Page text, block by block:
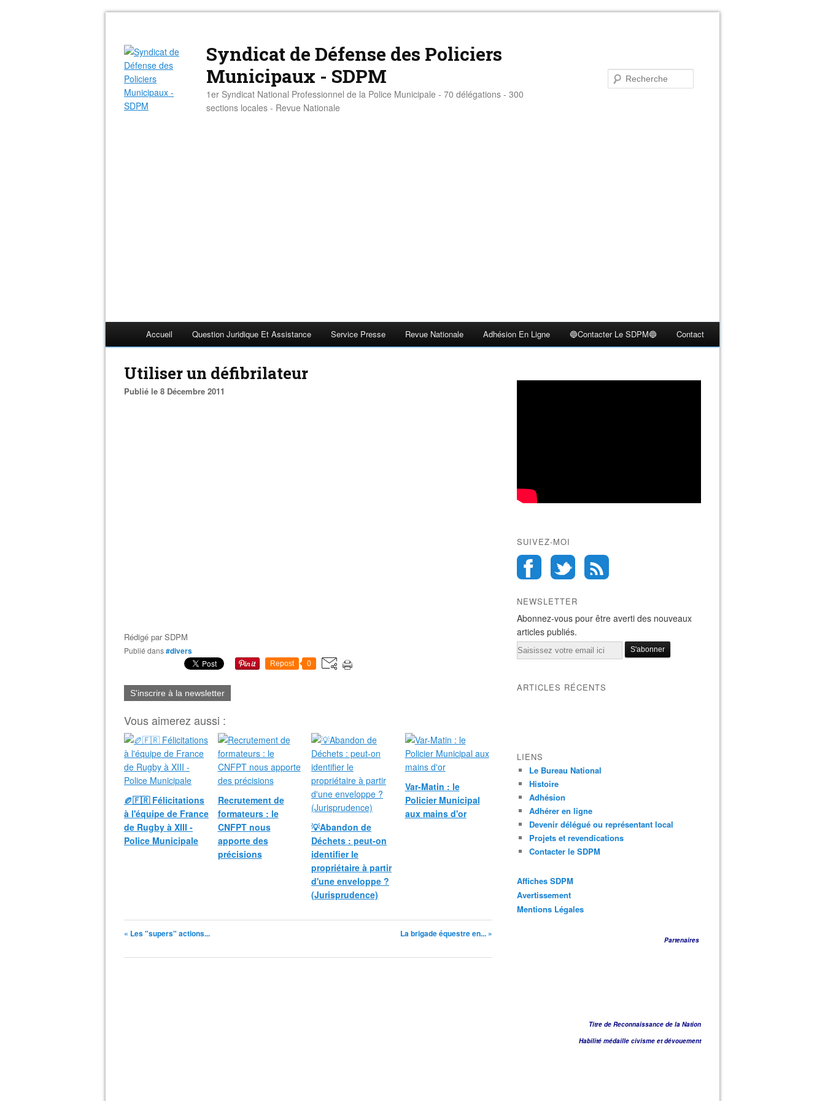
Syndicat de Défense des Policiers
Municipaux - SDPM
1er Syndicat National Professionnel de la Police Municipale - 70 délégations - 300
sections locales - Revue Nationale
Accueil Question Juridique Et Assistance Service Presse Revue Nationale Adhésion En Ligne 🔵Contacter Le SDPM🔵 Contact
Utiliser un défibrilateur
Publié le 8 Décembre 2011
Rédigé parSDPM
Publié dans#divers
Repost 0
S'inscrire à la newsletter
Vous aimerez aussi :
🏉🇫🇷 Félicitations
à l'équipe de France
de Rugby à XIII -
Police Municipale
Recrutement de
formateurs : le
CNFPT nous
apporte des
précisions
💡Abandon de
Déchets : peut-on
identifier le
propriétaire à partir
d'une enveloppe ?
(Jurisprudence)
Var-Matin : le
Policier Municipal
aux mains d'or
« Les "supers" actions... La brigade équestre en... »
SUIVEZ-MOI
NEWSLETTER
Abonnez-vous pour être averti des nouveaux
articles publiés.
Email
ARTICLES RÉCENTS
LIENS
Le Bureau National
Histoire
Adhésion
Adhérer en ligne
Devenir délégué ou représentant local
Projets et revendications
Contacter le SDPM
Affiches SDPM
Avertissement
Mentions Légales
Partenaires
Titre de Reconnaissance de la Nation
Habilité médaille civisme et dévouement